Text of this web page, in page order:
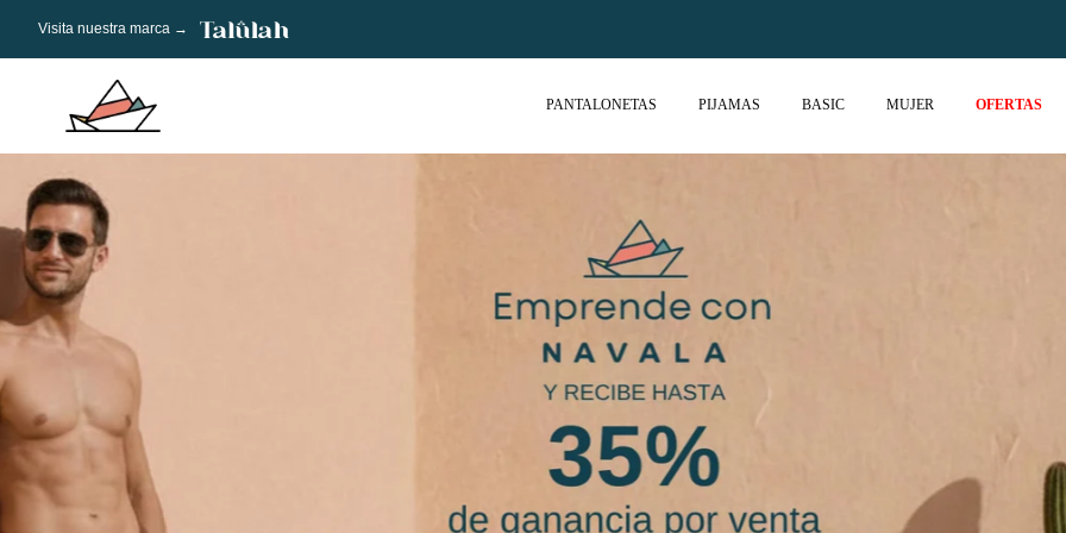
Visita nuestra marca →
PANTALONETAS PIJAMAS BASIC MUJER OFERTAS